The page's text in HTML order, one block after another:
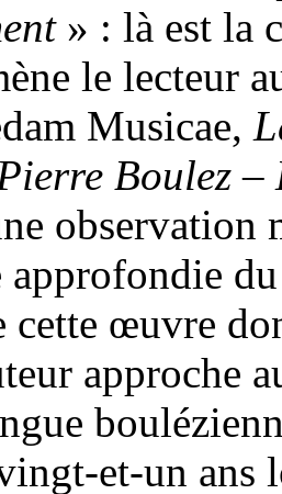
» : là est la
le lecteur
Musicae,
Boulez
observation
approfondie
cette œuvre
approche
et-un ans